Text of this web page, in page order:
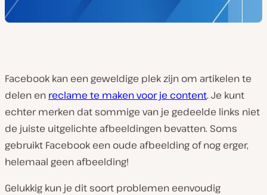
Facebook kan een geweldige plek zijn om artikelen te
delen en reclame te maken voor je content. Je kunt
echter merken dat sommige van je gedeelde links niet
de juiste uitgelichte afbeeldingen bevatten. Soms
gebruikt Facebook een oude afbeelding of nog erger,
helemaal geen afbeelding!
Gelukkig kun je dit soort problemen eenvoudig